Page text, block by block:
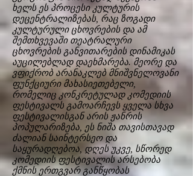
ხელს ეს პროცესი კულტურის
დეცენტრალიზებას, რაც ზოგადი
კულტურული ცხოვრების და ამ
შემთხვევაში თეატრალური
ცხოვრების განვითარების დინამიკას
აუცილებლად დაეხმარება. მეორე და
ვფიქრობ არანაკლებ მნიშვნელოვანი
ფუნქციური მახასიეთებელი,
რომელიც კონკრეტულად კომედიის
ფესტივალს გამოარჩევს ყველა სხვა
ფესტივალისგან არის ჟანრის
პოპულარიზება, ეს ნიშა თავისთავად
ძალიან საინტერსეო და
საყურადღებოა, დღეს უკვე, სწორედ
კომედიის ფესტივალის არსებობა
ქმნის ერთგვარ განწყობას